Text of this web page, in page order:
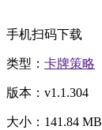
手机扫码下载
类型： 卡牌策略
版本：v1.1.304
大小：141.84 MB